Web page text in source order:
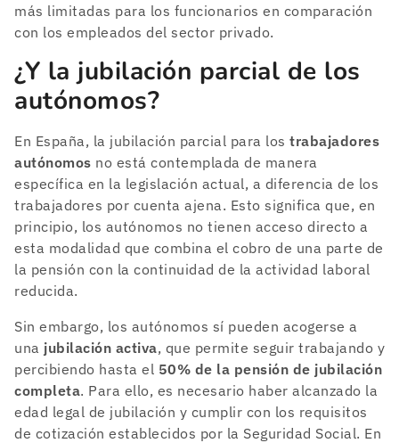
más limitadas para los funcionarios en comparación
con los empleados del sector privado.
¿Y la jubilación parcial de los
autónomos?
En España, la jubilación parcial para los trabajadores
autónomos no está contemplada de manera
específica en la legislación actual, a diferencia de los
trabajadores por cuenta ajena. Esto significa que, en
principio, los autónomos no tienen acceso directo a
esta modalidad que combina el cobro de una parte de
la pensión con la continuidad de la actividad laboral
reducida.
Sin embargo, los autónomos sí pueden acogerse a
una jubilación activa, que permite seguir trabajando y
percibiendo hasta el 50% de la pensión de jubilación
completa. Para ello, es necesario haber alcanzado la
edad legal de jubilación y cumplir con los requisitos
de cotización establecidos por la Seguridad Social. En